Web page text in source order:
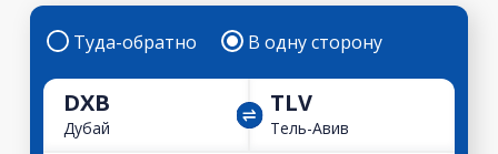
Туда-обратно В одну сторону
DXB
Дубай
TLV
Тель-Авив